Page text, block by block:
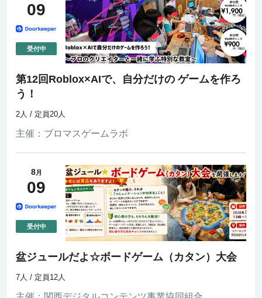
09
第12回Roblox×AIで、自分だけの ゲームを作ろ
う！
主催： ブロマスゲームラボ
2人 / 定員20人
8月
09
盆ジュールだよ☆ボードゲーム（カタン）大会
7人 / 定員12人